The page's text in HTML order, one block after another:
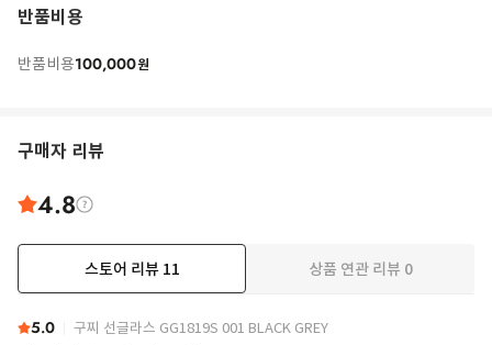
반품비용
반품비용100,000원
구매자 리뷰
4.8
스토어 리뷰 11 상품 연관 리뷰 0
5.0 구찌 선글라스 GG1819S 001 BLACK GREY